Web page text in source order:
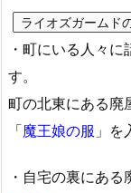
ライオズガームド
・町にいる人々
す。
町の北東にある廃
「魔王娘の服 」を
・自宅の裏にあ